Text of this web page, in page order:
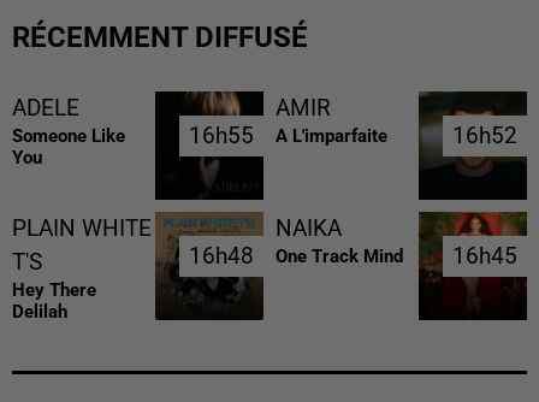
RÉCEMMENT DIFFUSÉ
ADELE
Someone Like
You
16h55
16h55
AMIR
A L'imparfaite 16h52
16h52
PLAIN WHITE
T'S
Hey There
Delilah
16h48
16h48
NAIKA
One Track Mind 16h45
16h45